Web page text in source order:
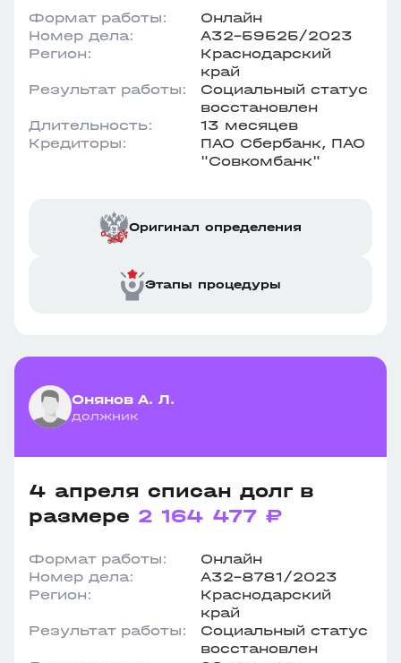
Формат работы:
Онлайн
Номер дела:
А32-59525/2023
Регион:
Краснодарский
край
Результат работы:
Социальный статус
восстановлен
Длительность:
13 месяцев
Кредиторы:
ПАО Сбербанк, ПАО
"Совкомбанк"
Оригинал определения
Этапы процедуры
Онянов А. Л.
должник
4 апреля списан долг в
размере 2 164 477 ₽
Формат работы:
Онлайн
Номер дела:
А32-8781/2023
Регион:
Краснодарский
край
Результат работы:
Социальный статус
восстановлен